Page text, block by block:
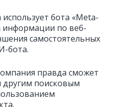
бота «Meta-
информации по веб-
самостоятельных
бота.
правда сможет
другим поисковым